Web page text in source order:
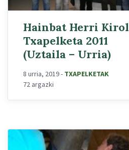
Hainbat Herri Kirol
Txapelketa 2011
(Uztaila – Urria)
8 urria, 2019- TXAPELKETAK
72 argazki